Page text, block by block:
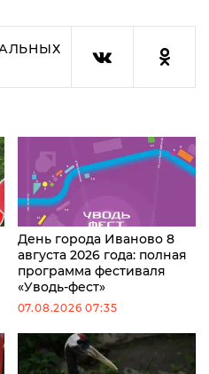
День города Иваново 8
августа 2026 года: полная
программа фестиваля
«Уводь-фест»
07.08.2026 07:35